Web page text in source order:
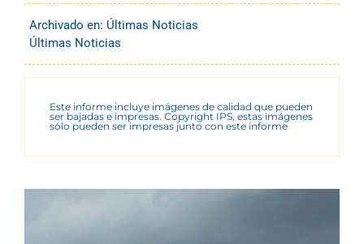
Archivado en: Últimas Noticias
Últimas Noticias
Este informe incluye imágenes de calidad que pueden
ser bajadas e impresas. Copyright IPS, estas imágenes
sólo pueden ser impresas junto con este informe